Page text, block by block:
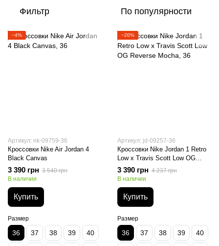
Фильтр По популярности
−4%
Артикул: nk-09759-36
Кроссовки Nike Air Jordan 4
Black Canvas
3 390 грн 3 540 грн
В наличии
Купить
Размер
36 37 38 39 40
−20%
Артикул: jd-09257-36
Кроссовки Nike Jordan 1 Retro
Low x Travis Scott Low OG
Reverse Mocha
3 390 грн 4 237 грн
В наличии
Купить
Размер
36 37 38 39 40